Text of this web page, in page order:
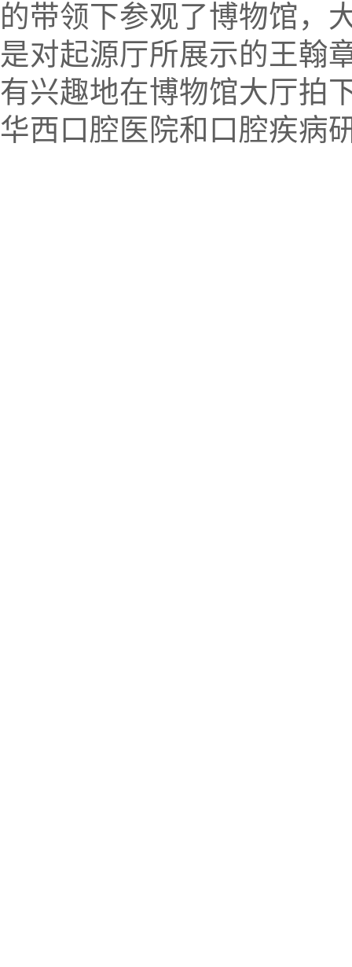
的带领下参观了博物馆，
是对起源厅所展示的王翰
有兴趣地在博物馆大厅拍
华西口腔医院和口腔疾病